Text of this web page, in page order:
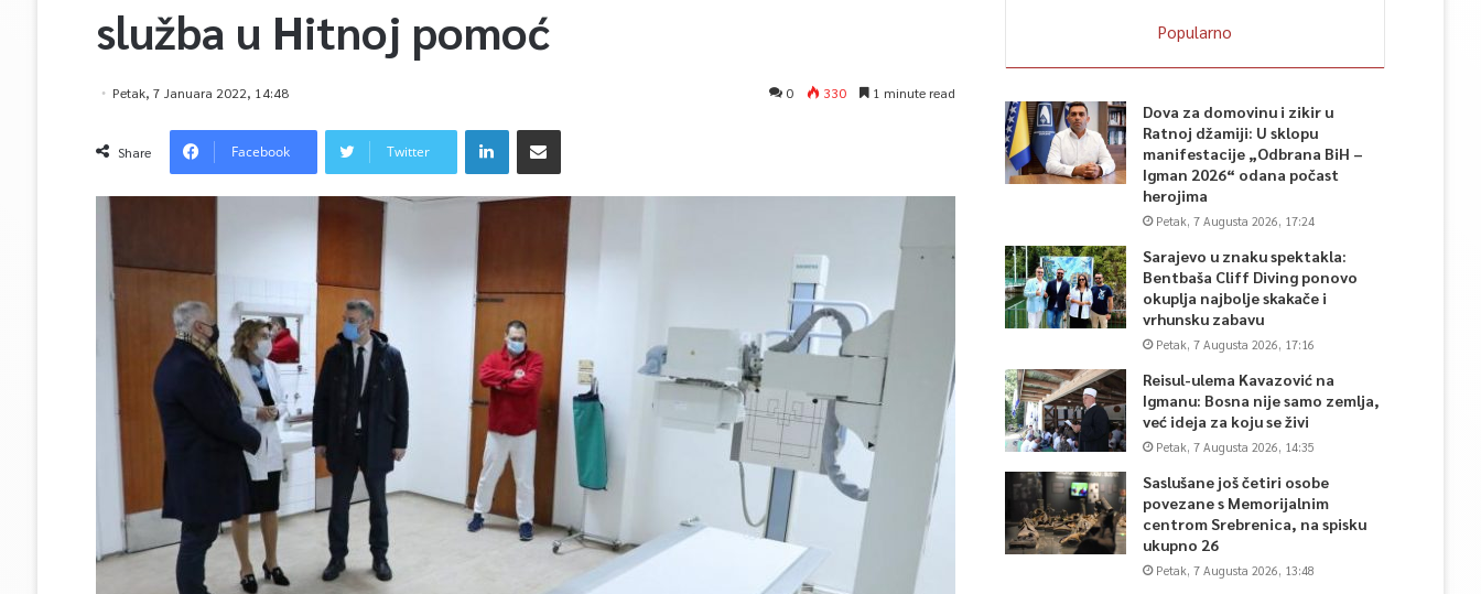
služba u Hitnoj pomoć
Petak, 7 Januara 2022, 14:48 0 330 1 minute read
Share Facebook Twitter
Popularno
Dova za domovinu i zikir u
Ratnoj džamiji: U sklopu
manifestacije „Odbrana BiH –
Igman 2026“ odana počast
herojima
Petak, 7 Augusta 2026, 17:24
Sarajevo u znaku spektakla:
Bentbaša Cliff Diving ponovo
okuplja najbolje skakače i
vrhunsku zabavu
Petak, 7 Augusta 2026, 17:16
Reisul-ulema Kavazović na
Igmanu: Bosna nije samo zemlja,
već ideja za koju se živi
Petak, 7 Augusta 2026, 14:35
Saslušane još četiri osobe
povezane s Memorijalnim
centrom Srebrenica, na spisku
ukupno 26
Petak, 7 Augusta 2026, 13:48